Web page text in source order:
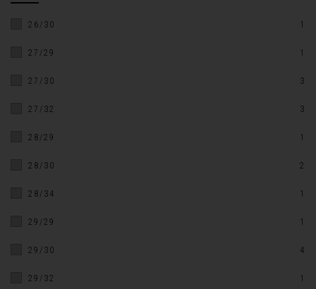
26/30 1
27/29 1
27/30 3
27/32 3
28/29 1
28/30 2
28/34 1
29/29 1
29/30 4
29/32 1